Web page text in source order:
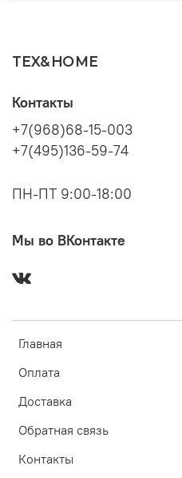
TEX&HOME
Главная
Оплата
Доставка
Обратная связь
Контакты
Контакты
+7(968)68-15-003
+7(495)136-59-74
ПН-ПТ 9:00-18:00
Мы во ВКонтакте